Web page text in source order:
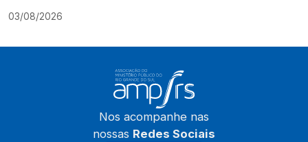
03/08/2026
Nos acompanhe nas
nossas Redes Sociais